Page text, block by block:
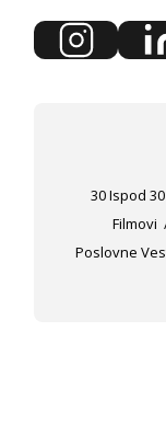
30 Ispod 30
Filmovi
Poslovne